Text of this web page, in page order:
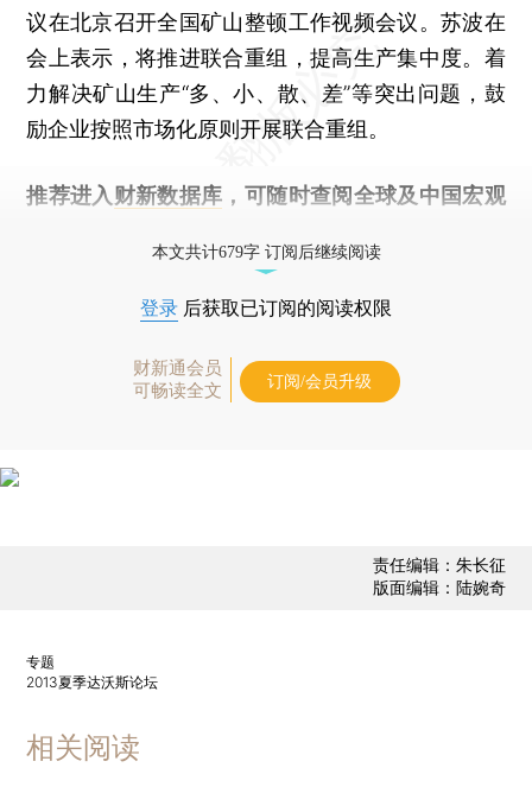
议在北京召开全国矿山整顿工作视频会议。苏波在
会上表示，将推进联合重组，提高生产集中度。着
力解决矿山生产“多、小、散、差”等突出问题，鼓
励企业按照市场化原则开展联合重组。
推荐进入 财新数据库 ，可随时查阅全球及中国宏观
本文共计679字 订阅后继续阅读
登录 后获取已订阅的阅读权限
财新通会员
可畅读全文
订阅/会员升级
责任编辑：朱长征
版面编辑：陆婉奇
专题
2013夏季达沃斯论坛
相关阅读